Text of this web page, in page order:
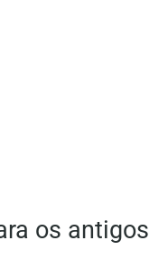
os antigos